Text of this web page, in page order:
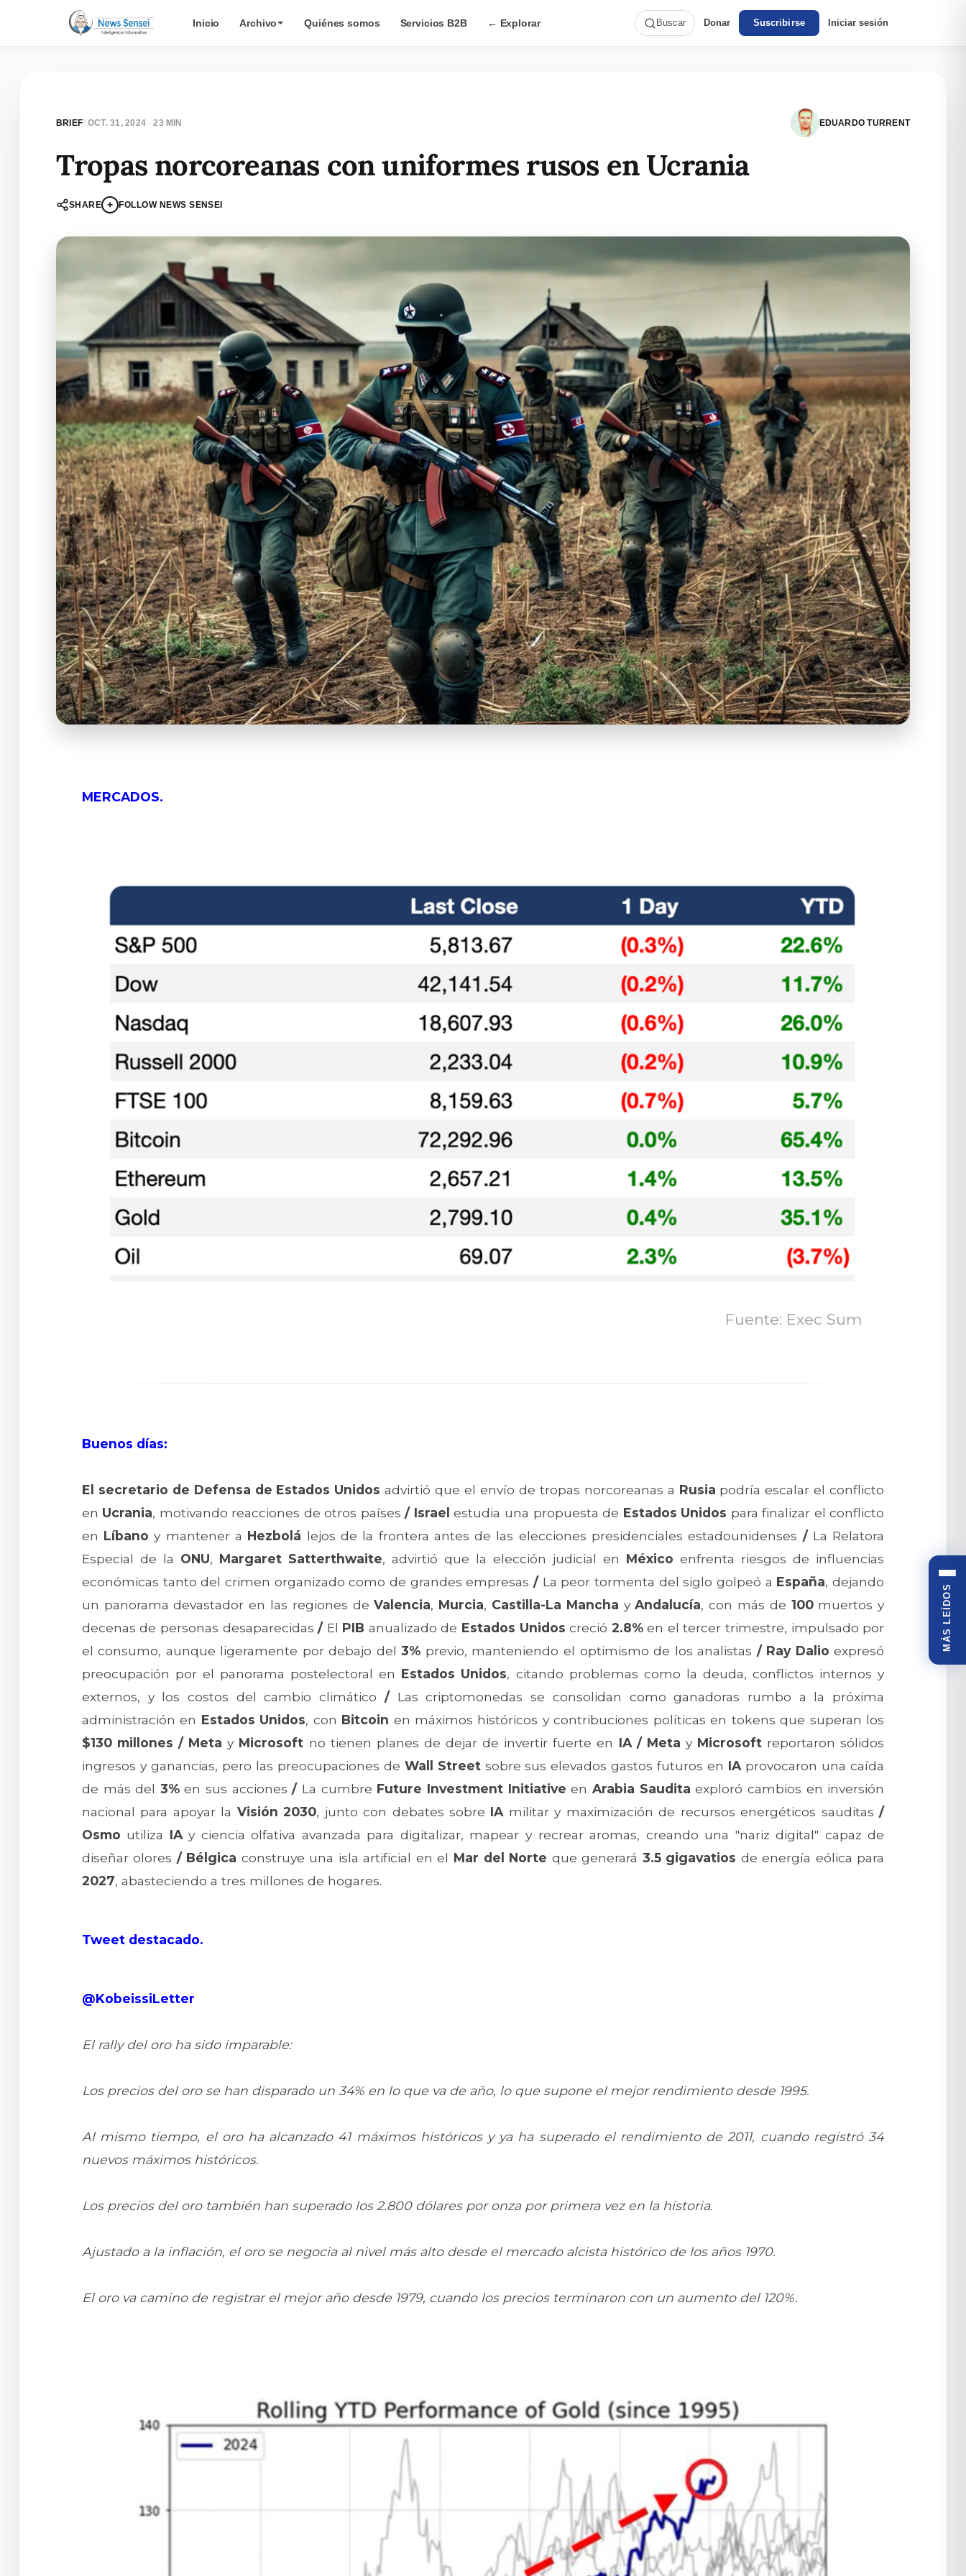
Inicio Archivo Quiénes somos Servicios B2B ← Explorar Buscar Donar Suscribirse Iniciar sesión
BRIEF\OCT. 31, 2024 · 23 MIN EDUARDO TURRENT
Tropas norcoreanas con uniformes rusos en Ucrania
SHARE + FOLLOW NEWS SENSEI
MERCADOS.
Fuente: Exec Sum
Buenos días:
El secretario de Defensa de Estados Unidos advirtió que el envío de tropas norcoreanas a Rusia podría escalar el conflicto
en Ucrania, motivando reacciones de otros países/ Israel estudia una propuesta de Estados Unidos para finalizar el conflicto
en Líbano y mantener a Hezbolá lejos de la frontera antes de las elecciones presidenciales estadounidenses /La Relatora
Especial de la ONU, Margaret Satterthwaite, advirtió que la elección judicial en México enfrenta riesgos de influencias
económicas tanto del crimen organizado como de grandes empresas /La peor tormenta del siglo golpeó a España, dejando
un panorama devastador en las regiones deValencia, Murcia, Castilla-La Mancha yAndalucía, con más de 100muertos y
decenas de personas desaparecidas/El PIB anualizado de Estados Unidos creció 2.8%en el tercer trimestre, impulsado por
el consumo, aunque ligeramente por debajo del3% previo, manteniendo el optimismo de los analistas / Ray Dalio expresó
preocupación por el panorama postelectoral en Estados Unidos, citando problemas como la deuda, conflictos internos y
externos, y los costos del cambio climático /Las criptomonedas se consolidan como ganadoras rumbo a la próxima
administración en Estados Unidos, con Bitcoin en máximos históricos y contribuciones políticas en tokens que superan los
$130 millones / Meta y Microsoft no tienen planes de dejar de invertir fuerte en IA / Meta y Microsoftreportaron sólidos
ingresos y ganancias, pero las preocupaciones de Wall Streetsobre sus elevados gastos futuros en IA provocaron una caída
de más del 3%en sus acciones/La cumbre Future Investment Initiative en Arabia Saudita exploró cambios en inversión
nacional para apoyar la Visión 2030, junto con debates sobre IA militar y maximización de recursos energéticos sauditas/
Osmo utiliza IAy ciencia olfativa avanzada para digitalizar, mapear y recrear aromas, creando una "nariz digital" capaz de
diseñar olores / Bélgica construye una isla artificial en el Mar del Norte que generará 3.5 gigavatios de energía eólica para
2027, abasteciendo a tres millones de hogares.
Tweet destacado.
@KobeissiLetter
El rally del oro ha sido imparable:
Los precios del oro se han disparado un 34% en lo que va de año, lo que supone el mejor rendimiento desde 1995.
Al mismo tiempo, el oro ha alcanzado 41 máximos históricos y ya ha superado el rendimiento de 2011, cuando registró 34
nuevos máximos históricos.
Los precios del oro también han superado los 2.800 dólares por onza por primera vez en la historia.
Ajustado a la inflación, el oro se negocia al nivel más alto desde el mercado alcista histórico de los años 1970.
El oro va camino de registrar el mejor año desde 1979, cuando los precios terminaron con un aumento del 120%.
MÁS LEÍDOS